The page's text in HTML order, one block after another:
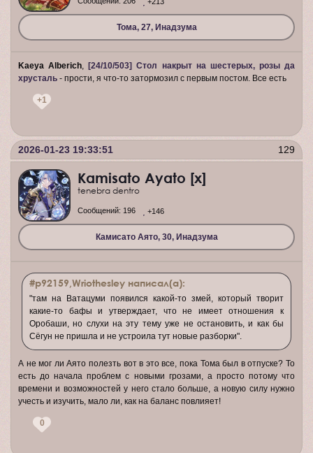
Тома, 27, Инадзума
Kaeya Alberich, [24/10/503] Стол накрыт на шестерых, розы да
хрусталь - прости, я что-то затормозил с первым постом. Все есть
+1
129
2026-01-23 19:33:51
Kamisato Ayato [x]
tenebra dentro
Камисато Аято, 30, Инадзума
Сообщений: 196 +146
#p92159,Wriothesley написал(а):
"там на Ватацуми появился какой-то змей, который творит
какие-то бафы и утверждает, что не имеет отношения к
Оробаши, но слухи на эту тему уже не остановить, и как бы
Сёгун не пришла и не устроила тут новые разборки".
А не мог ли Аято полезть вот в это все, пока Тома был в отпуске? То
есть до начала проблем с новыми грозами, а просто потому что
времени и возможностей у него стало больше, а новую силу нужно
учесть и изучить, мало ли, как на баланс повлияет!
0